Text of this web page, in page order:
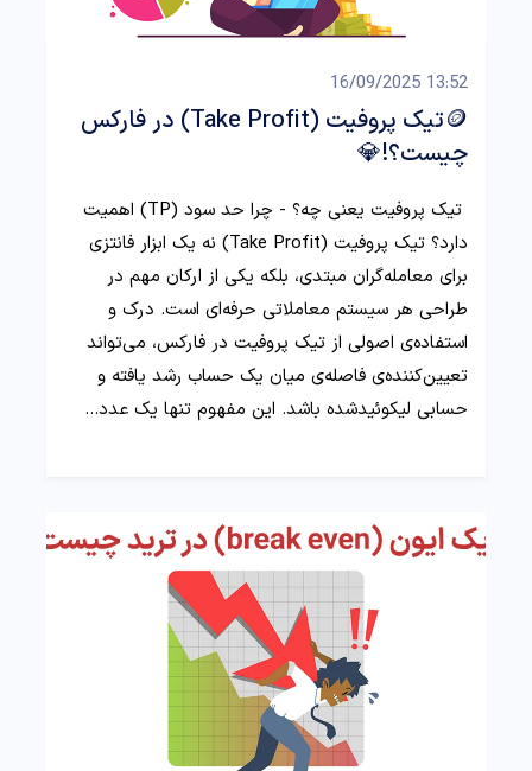
13:52 16/09/2025
🪙تیک پروفیت (Take Profit) در فارکس
چیست؟!💎
تیک پروفیت یعنی چه؟ - چرا حد سود (TP) اهمیت
دارد؟ تیک پروفیت (Take Profit) نه یک ابزار فانتزی
برای معامله‌گران مبتدی، بلکه یکی از ارکان مهم در
طراحی هر سیستم معاملاتی حرفه‌ای است. درک و
استفاده‌ی اصولی از تیک پروفیت در فارکس، می‌تواند
تعیین‌کننده‌ی فاصله‌ی میان یک حساب رشد یافته و
حسابی لیکوئیدشده باشد. این مفهوم تنها یک عدد…